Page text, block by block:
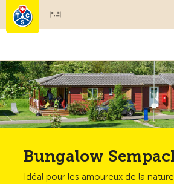
Membres & prestations
Tests, sécurité & santé
Bungalow
Idéal pour les amoureux de la